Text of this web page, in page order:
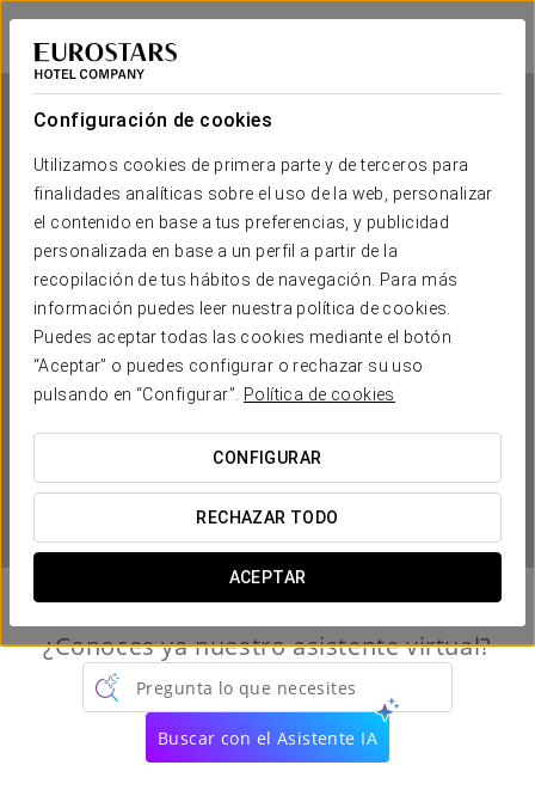
Configuración de cookies
Utilizamos cookies de primera parte y de terceros para
finalidades analíticas sobre el uso de la web, personalizar
el contenido en base a tus preferencias, y publicidad
personalizada en base a un perfil a partir de la
recopilación de tus hábitos de navegación. Para más
información puedes leer nuestra política de cookies.
Puedes aceptar todas las cookies mediante el botón
“Aceptar” o puedes configurar o rechazar su uso
pulsando en “Configurar”.
Política de cookies
CONFIGURAR
RECHAZAR TODO
ACEPTAR
Exe Moncloa
MADRID
Exe Moncloa
MADRID
¿CUÁNDO QUIERES IR?
¿Conoces ya nuestro asistente virtual?
Pregunta lo que necesites
Buscar con el Asistente IA